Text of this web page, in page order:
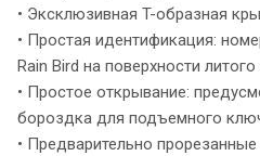
• Эксклюзивная T-образная
• Простая идентификация:
Rain Bird на поверхности
• Простое открывание:
бороздка для подъемного
• Предварительно